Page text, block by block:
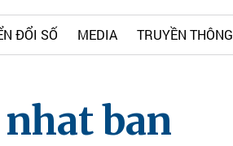
ĐỔI SỐ MEDIA TRUYỀN THÔNG
ban